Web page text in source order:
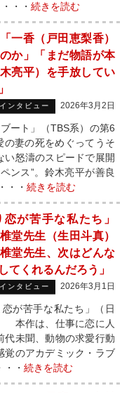
・・ 続きを読む
一香（戸田恵梨香）
か」「まだ物語が本
亮平）を手放してい
ンタビュー 2026年3月2日
ート」（TBS系）の第6
妻の死をめぐってうそ
い怒濤のスピードで展開
ンス”。鈴木亮平が善良
・・ 続きを読む
恋が苦手な私たち」
堂先生（生田斗真）
堂先生、次はどんな
てくれるんだろう」
ンタビュー 2026年3月1日
が苦手な私たち」（日
本作は、仕事に恋に人
代未聞、動物の求愛行動
覚のアカデミック・ラブ
・ 続きを読む